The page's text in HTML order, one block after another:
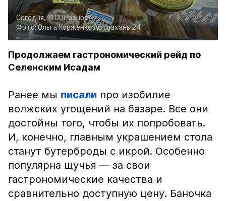
Сегодня, 11:00Разное
Фото:Ольга КорженкоАстрахань 24
Продолжаем гастрономический рейд по
Селенским Исадам
Ранее мы писали про изобилие
волжских угощений на базаре. Все они
достойны того, чтобы их попробовать.
И, конечно, главным украшением стола
станут бутерброды с икрой. Особенно
популярна щучья — за свои
гастрономические качества и
сравнительно доступную цену. Баночка